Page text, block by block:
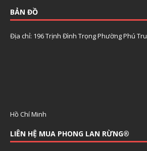
BẢN ĐỒ
Địa chỉ: 196 Trịnh Đình Trọng Phường Phú
Hồ Chí Minh
LIÊN HỆ MUA PHONG LAN RỪNG®